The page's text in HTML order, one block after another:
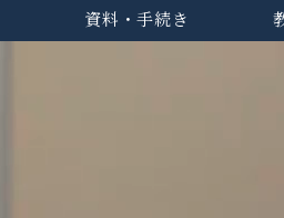
資料・手続き